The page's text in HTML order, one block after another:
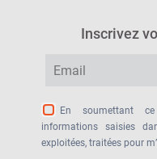
Inscrivez
En soumettant
informations saisies
exploitées, traitées pour